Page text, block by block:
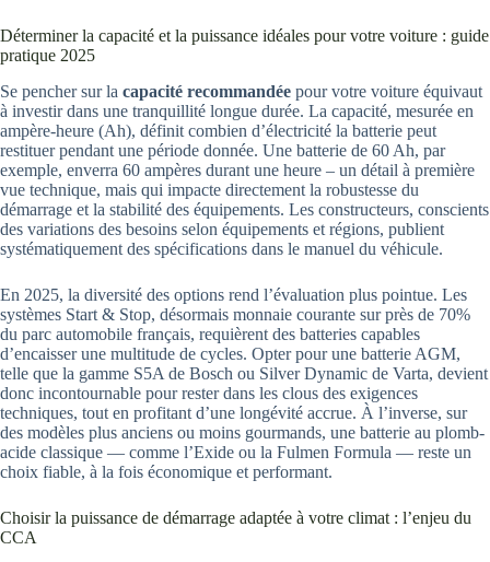
Déterminer la capacité et la puissance idéales pour votre voiture : guide
pratique 2025
Se pencher sur la capacité recommandée pour votre voiture équivaut
à investir dans une tranquillité longue durée. La capacité, mesurée en
ampère-heure (Ah), définit combien d’électricité la batterie peut
restituer pendant une période donnée. Une batterie de 60 Ah, par
exemple, enverra 60 ampères durant une heure – un détail à première
vue technique, mais qui impacte directement la robustesse du
démarrage et la stabilité des équipements. Les constructeurs, conscients
des variations des besoins selon équipements et régions, publient
systématiquement des spécifications dans le manuel du véhicule.
En 2025, la diversité des options rend l’évaluation plus pointue. Les
systèmes Start & Stop, désormais monnaie courante sur près de 70%
du parc automobile français, requièrent des batteries capables
d’encaisser une multitude de cycles. Opter pour une batterie AGM,
telle que la gamme S5A de Bosch ou Silver Dynamic de Varta, devient
donc incontournable pour rester dans les clous des exigences
techniques, tout en profitant d’une longévité accrue. À l’inverse, sur
des modèles plus anciens ou moins gourmands, une batterie au plomb-
acide classique — comme l’Exide ou la Fulmen Formula — reste un
choix fiable, à la fois économique et performant.
Choisir la puissance de démarrage adaptée à votre climat : l’enjeu du
CCA